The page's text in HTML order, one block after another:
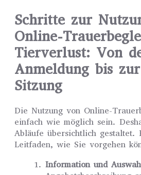
Schritte zur
Online-
Tierverlust: Von
Anmeldung bis
Sitzung
Die Nutzung von Online-
einfach wie möglich sein.
Abläufe übersichtlich gestaltet.
Leitfaden, wie Sie vorgehen
Information und